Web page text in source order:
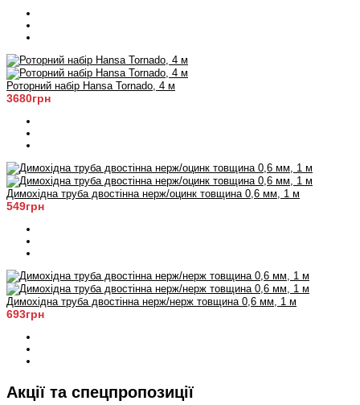
Роторний набір Hansa Tornado, 4 м
3680грн
Димохідна труба двостінна нерж/оцинк товщина 0,6 мм, 1 м
549грн
Димохідна труба двостінна нерж/нерж товщина 0,6 мм, 1 м
693грн
Акції та спецпропозиції